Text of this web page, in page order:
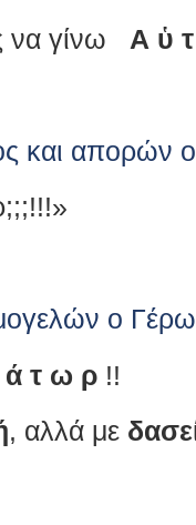
γίνω
Α ὑ
και απορών
ο
ά τ ω ρ !!
, αλλά με